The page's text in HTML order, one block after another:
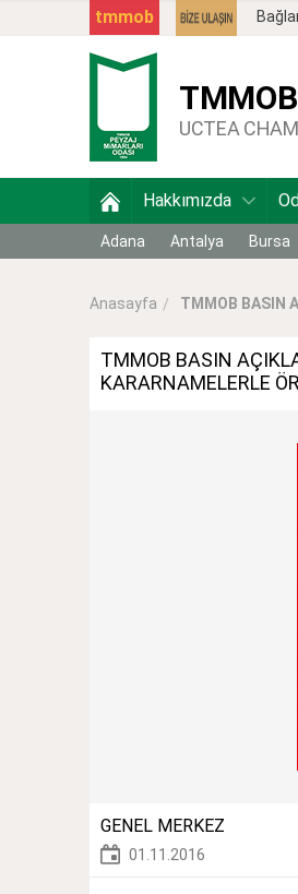
tmmob
TMMOB
UCTEA
Hakkımızda
Adana Antalya Bursa
Anasayfa TMMOB BASIN
TMMOB BASIN
KARARNAMELERLE
GENEL MERKEZ
01.11.2016